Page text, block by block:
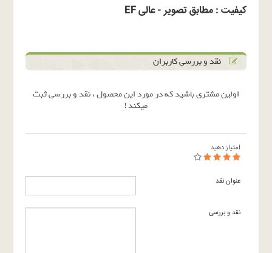
کیفیت : مطابق تصویر - عالی EF
نقد و بررسی کاربران
اولین مشتری باشید که در مورد این محصول ، نقد و بررسی ثبت
میکند !
امتیاز دهید
عنوان نقد
نقد و بررسی